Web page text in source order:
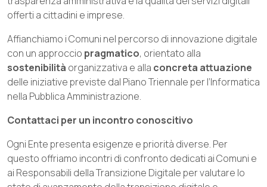
offerti a cittadini e imprese.
Affianchiamo i Comuni nel percorso di innovazione digitale
con un approccio pragmatico, orientato alla
sostenibilità organizzativa e alla concreta attuazione
delle iniziative previste dal Piano Triennale per l’Informatica
nella Pubblica Amministrazione.
Contattaci per un incontro conoscitivo
Ogni Ente presenta esigenze e priorità diverse. Per
questo offriamo incontri di confronto dedicati ai Comuni e
ai Responsabili della Transizione Digitale per valutare lo